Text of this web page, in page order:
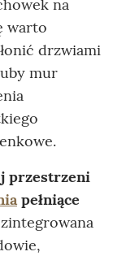
na
warto
drzwiami
mur
przestrzeni
pełniące
zintegrowana